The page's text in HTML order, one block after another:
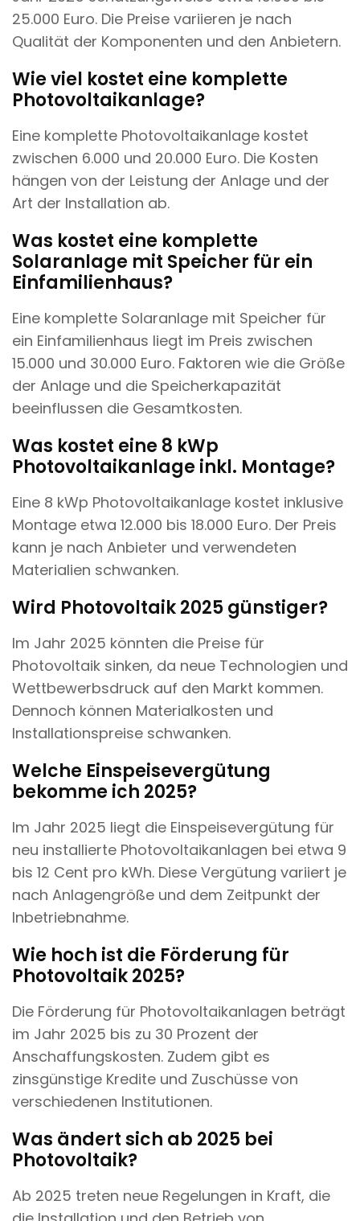
25.000 Euro. Die Preise variieren je nach
Qualität der Komponenten und den Anbietern.
Wie viel kostet eine komplette
Photovoltaikanlage?
Eine komplette Photovoltaikanlage kostet
zwischen 6.000 und 20.000 Euro. Die Kosten
hängen von der Leistung der Anlage und der
Art der Installation ab.
Was kostet eine komplette
Solaranlage mit Speicher für ein
Einfamilienhaus?
Eine komplette Solaranlage mit Speicher für
ein Einfamilienhaus liegt im Preis zwischen
15.000 und 30.000 Euro. Faktoren wie die Größe
der Anlage und die Speicherkapazität
beeinflussen die Gesamtkosten.
Was kostet eine 8 kWp
Photovoltaikanlage inkl. Montage?
Eine 8 kWp Photovoltaikanlage kostet inklusive
Montage etwa 12.000 bis 18.000 Euro. Der Preis
kann je nach Anbieter und verwendeten
Materialien schwanken.
Wird Photovoltaik 2025 günstiger?
Im Jahr 2025 könnten die Preise für
Photovoltaik sinken, da neue Technologien und
Wettbewerbsdruck auf den Markt kommen.
Dennoch können Materialkosten und
Installationspreise schwanken.
Welche Einspeisevergütung
bekomme ich 2025?
Im Jahr 2025 liegt die Einspeisevergütung für
neu installierte Photovoltaikanlagen bei etwa 9
bis 12 Cent pro kWh. Diese Vergütung variiert je
nach Anlagengröße und dem Zeitpunkt der
Inbetriebnahme.
Wie hoch ist die Förderung für
Photovoltaik 2025?
Die Förderung für Photovoltaikanlagen beträgt
im Jahr 2025 bis zu 30 Prozent der
Anschaffungskosten. Zudem gibt es
zinsgünstige Kredite und Zuschüsse von
verschiedenen Institutionen.
Was ändert sich ab 2025 bei
Photovoltaik?
Ab 2025 treten neue Regelungen in Kraft, die